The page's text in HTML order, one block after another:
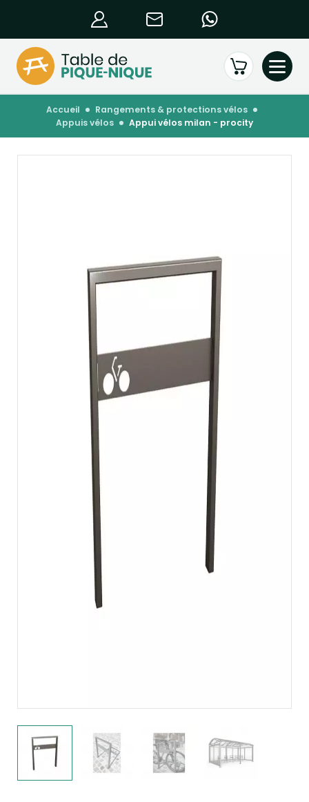
accueil
rangements & protections vélos
appuis vélos
appui vélos milan - procity